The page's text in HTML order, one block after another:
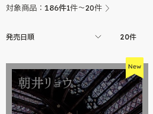
対象商品： 186件1件～20件
発売日順 20件